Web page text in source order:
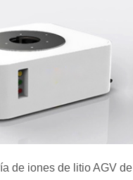
de iones de litio AGV de